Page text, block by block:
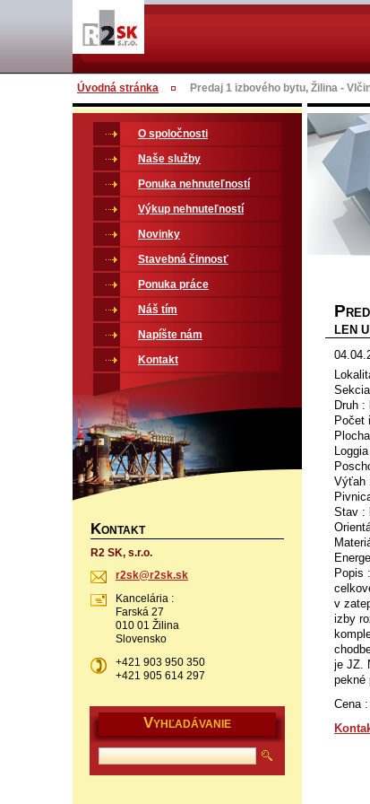
Úvodná stránka Predaj 1 izbového bytu, Žilina -
P
LEN
Druh :
Počet
Výťah
Stav :
Popis
v
izby
je JZ.
pekné
Cena
O spoločnosti
Naše služby
Ponuka nehnuteľností
Výkup nehnuteľností
Novinky
Stavebná činnosť
Ponuka práce
Náš tím
Napíšte nám
Kontakt
KONTAKT
R2 SK, s.r.o.
r2sk@r2s k.sk
Kancelária :
Farská 27
010 01 Žilina
Slovensko
+421 903 950 350
+421 905 614 297
VYHĽADÁVANIE